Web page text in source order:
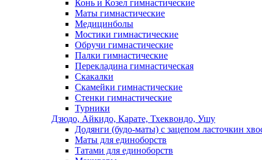
Конь и Козел гимнастические
Маты гимнастические
Медицинболы
Мостики гимнастические
Обручи гимнастические
Палки гимнастические
Перекладина гимнастическая
Скакалки
Скамейки гимнастические
Стенки гимнастические
Турники
Дзюдо, Айкидо, Карате, Тхеквондо, Ушу
Додянги (будо-маты) с зацепом ласточкин
Маты для единоборств
Татами для единоборств